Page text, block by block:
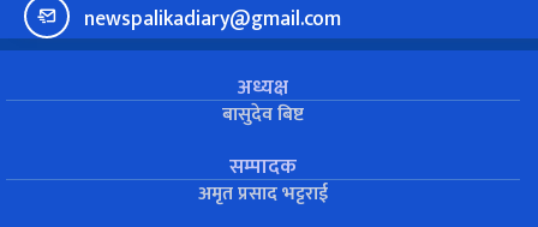
newspalikadiary@gmail.com
अध्यक्ष
बासुदेव बिष्ट
सम्पादक
अमृत प्रसाद भट्टराई